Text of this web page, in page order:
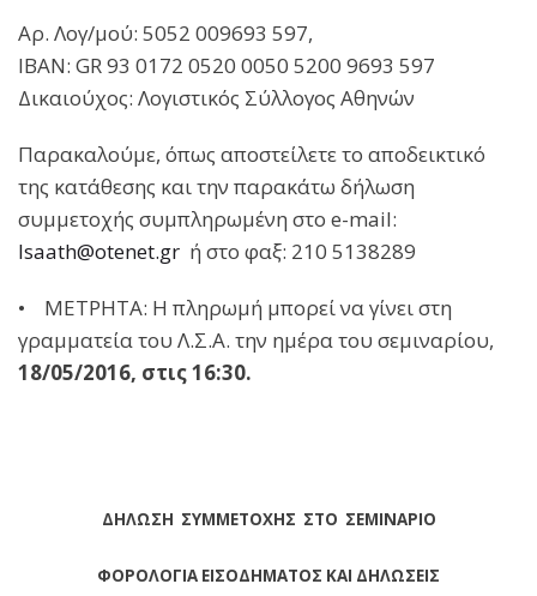
Αρ. Λογ/μού: 5052 009693 597,
ΙΒΑΝ: GR 93 0172 0520 0050 5200 9693 597
Δικαιούχος: Λογιστικός Σύλλογος Αθηνών
Παρακαλούμε, όπως αποστείλετε το αποδεικτικό
της κατάθεσης και την παρακάτω δήλωση
συμμετοχής συμπληρωμένη στο e-mail:
lsaath@otenet.gr ή στο φαξ: 210 5138289
• ΜΕΤΡΗΤΑ: Η πληρωμή μπορεί να γίνει στη
γραμματεία του Λ.Σ.Α. την ημέρα του σεμιναρίου,
18/05/2016, στις 16:30.
ΔΗΛΩΣΗ ΣΥΜΜΕΤΟΧΗΣ ΣΤΟ ΣΕΜΙΝΑΡΙΟ
ΦΟΡΟΛΟΓΙΑ ΕΙΣΟΔΗΜΑΤΟΣ ΚΑΙ ΔΗΛΩΣΕΙΣ